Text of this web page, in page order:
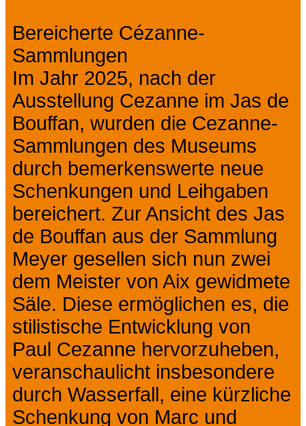
Bereicherte Cézanne-
Sammlungen
Im Jahr 2025, nach der
Ausstellung Cezanne im Jas de
Bouffan, wurden die Cezanne-
Sammlungen des Museums
durch bemerkenswerte neue
Schenkungen und Leihgaben
bereichert. Zur Ansicht des Jas
de Bouffan aus der Sammlung
Meyer gesellen sich nun zwei
dem Meister von Aix gewidmete
Säle. Diese ermöglichen es, die
stilistische Entwicklung von
Paul Cezanne hervorzuheben,
veranschaulicht insbesondere
durch Wasserfall, eine kürzliche
Schenkung von Marc und